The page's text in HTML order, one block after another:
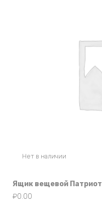
Нет в наличии
Ящик вещевой Патриот
₽0.00